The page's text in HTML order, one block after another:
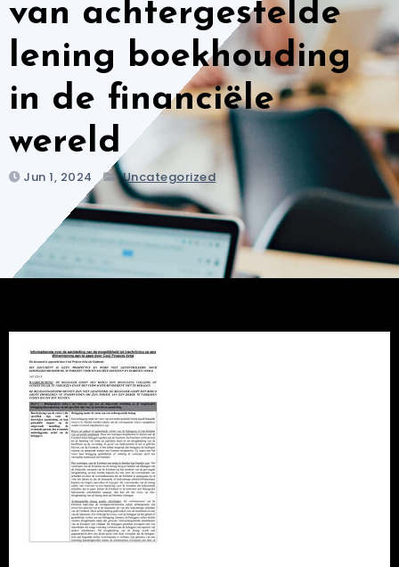
van achtergestelde
lening boekhouding
in de financiële
wereld
Jun 1, 2024 Uncategorized